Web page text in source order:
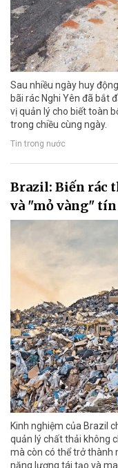
Sau nhiều ngày huy
bãi rác Nghi Yên đã bắt
vị quản lý cho biết toàn
trong chiều cùng ngày.
Tin trong nước
Brazil: Biến rác
và "mỏ vàng"
Kinh nghiệm của Brazil
quản lý chất thải không
mà còn có thể trở thành
năng lượng tái tạo và